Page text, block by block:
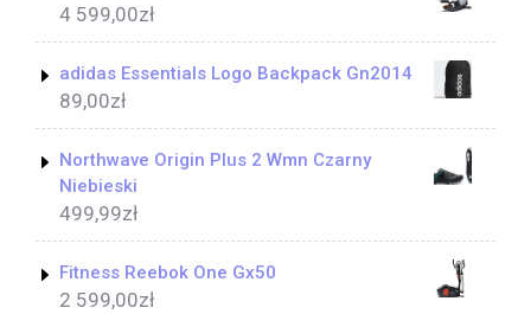
4 599,00zł
adidas Essentials Logo Backpack Gn2014
89,00zł
Northwave Origin Plus 2 Wmn Czarny
Niebieski
499,99zł
Fitness Reebok One Gx50
2 599,00zł